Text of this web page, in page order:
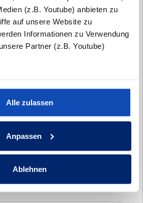
(z.B. Youtube) anbieten zu
auf unsere Website zu
Informationen zu Verwendung
Partner (z.B. Youtube)
Alle zulassen
Anpassen
Ablehnen